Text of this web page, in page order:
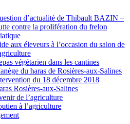
d’actualité de Thibault BAZIN –
contre la prolifération du frelon
aux éleveurs à l’occasion du salon de
végétarien dans les cantines
du haras de Rosières-aux-Salines
du 18 décembre 2018
Rosières-aux-Salines
de l’agriculture
à l’agriculture